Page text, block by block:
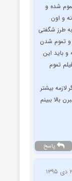
شده و
و اون
به طرز شگفتی
و تموم شدن
باید این
تموم
بیشتر
بالا ببینم
پاسخ